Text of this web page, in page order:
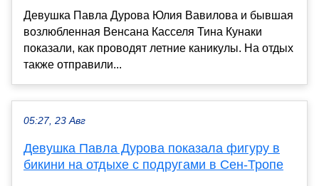
Девушка Павла Дурова Юлия Вавилова и бывшая
возлюбленная Венсана Касселя Тина Кунаки
показали, как проводят летние каникулы. На отдых
также отправили...
05:27, 23 Авг
Девушка Павла Дурова показала фигуру в
бикини на отдыхе с подругами в Сен-Тропе